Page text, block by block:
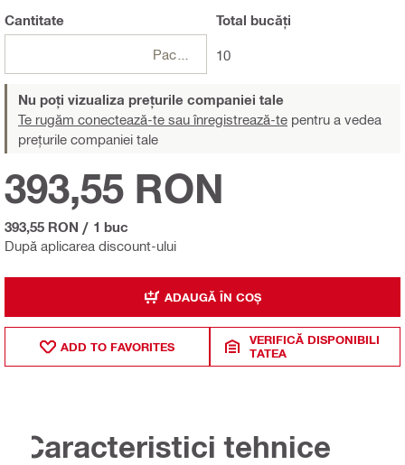
Cantitate Total bucăți
10
Nu poți vizualiza prețurile companiei tale
Te rugăm conectează-te sau înregistrează-te pentru a vedea
prețurile companiei tale
După aplicarea discount-ului
393,55 RON
393,55 RON / 1 buc
ADAUGĂ ÎN COȘ
ADD TO FAVORITES
VERIFICĂ DISPONIBILI
TATEA
Caracteristici tehnice